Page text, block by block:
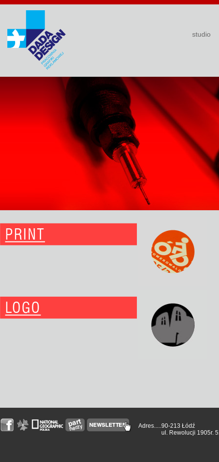
studio
Adres.....90-213 Łódź
ul. Rewolucji 1905r.